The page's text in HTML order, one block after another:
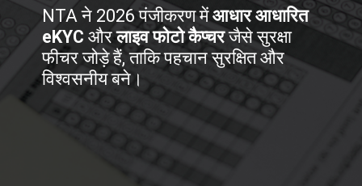
NTA ने 2026 पंजीकरण मेंआधार आधारित
eKYC औरलाइव फोटो कैप्चरजैसे सुरक्षा
फीचर जोड़े हैं, ताकि पहचान सुरक्षित और
विश्वसनीय बने।